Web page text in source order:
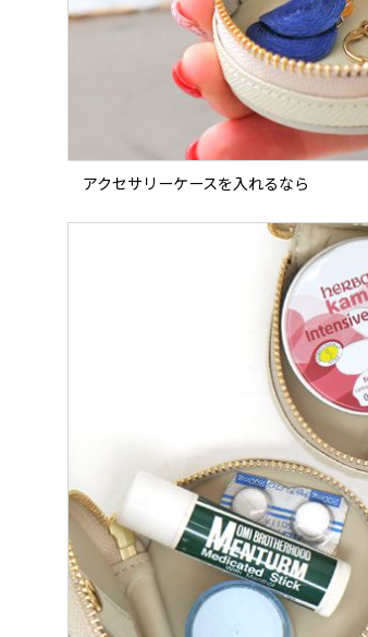
アクセサリーケースを入れるなら